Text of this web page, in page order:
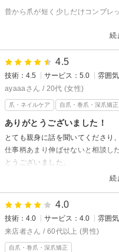
続
昔から爪が短く少しだけコンプレ
ネットで検索したところ深爪矯正
できそうにもないので雰囲気が良
まず、仕上がりに凄く満足してい
一定期間は継続しないといけない
ので、苦ではありません。
完全にプライベートが保たれた状
話が楽しめます。TVもあるので、
あと、サロンも凄く綺麗です。
こーたろー様
この度は、当店をご利用頂きあり
サロンでの時間を有意義に過ご
います。これからも末長くよろし
4.5
技術：4.5 サービス：5.0
雰囲
ayaaaさん / 20代 (女性)
爪・ネイルケア 自爪・巻爪・深爪矯正
ありがとうございました！
続
とても親身に話を聞いてくださり
仕事柄あまり伸ばせないと相談し
とうございました。
これからもよろしくお願い致しま
深爪矯正専門サロン
ayaaa様
先日は御来店頂きまして誠にあ
その後、お爪の状態は如何でしょ
4.0
技術：4.0 サービス：4.0
雰囲
来店者さん / 60代以上 (男性)
自爪・巻爪・深爪矯正